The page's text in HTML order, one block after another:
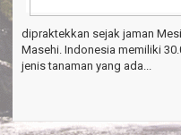
dipraktekkan sejak jaman
Masehi. Indonesia memiliki
jenis tanaman yang ada...